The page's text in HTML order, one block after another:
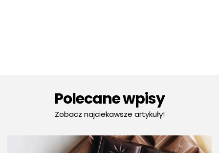
Polecane wpisy
Zobacz najciekawsze artykuły!